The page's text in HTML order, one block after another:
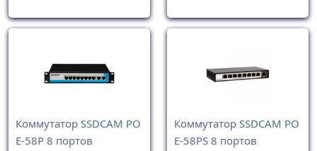
Коммутатор SSDCAM PO
E-58P 8 портов
Коммутатор SSDCAM PO
E-58PS 8 портов